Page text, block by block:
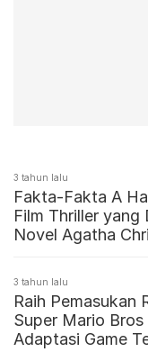
3 tahun lalu
Fakta-Fakta A
Film Thriller yang
Novel Agatha
3 tahun lalu
Raih Pemasukan
Super Mario
Adaptasi Game